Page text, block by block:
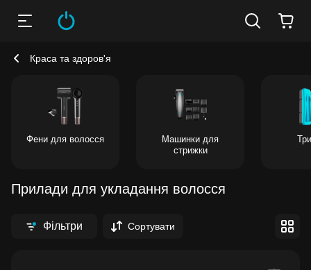
Краса та здоров'я
Фени для волосся
Машинки для
стрижки
Прилади для укладання волосся
Фільтри Сортувати